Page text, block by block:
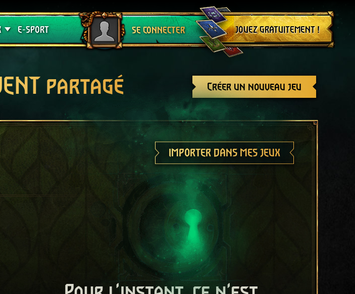
de jeux
E-SPORT SE CONNECTER
Se déconnecter
JOUEZ GRATUITEMENT !
Créer un nouveau jeu
partagé
IMPORTER DANS MES JEUX